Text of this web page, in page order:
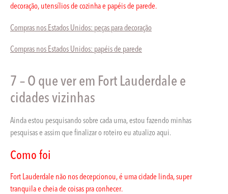
decoração, utensílios de cozinha e papéis de parede.
Compras nos Estados Unidos: peças para decoração
Compras nos Estados Unidos: papéis de parede
7 – O que ver em Fort Lauderdale e
cidades vizinhas
Ainda estou pesquisando sobre cada uma, estou fazendo minhas
pesquisas e assim que finalizar o roteiro eu atualizo aqui.
Como foi
Fort Lauderdale não nos decepcionou, é uma cidade linda, super
tranquila e cheia de coisas pra conhecer.